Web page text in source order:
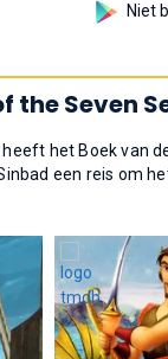
Niet
the Seven
heeft het Boek van
een reis om